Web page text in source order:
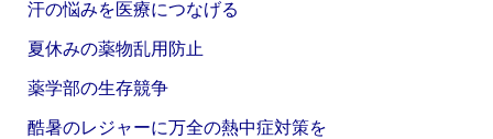
汗の悩みを医療につなげる
夏休みの薬物乱用防止
薬学部の生存競争
酷暑のレジャーに万全の熱中症対策を